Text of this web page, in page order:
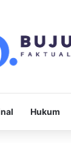
Hukum